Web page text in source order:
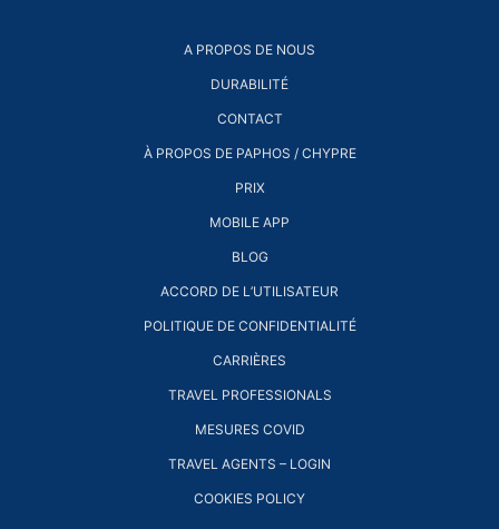
A PROPOS DE NOUS
DURABILITÉ
CONTACT
À PROPOS DE PAPHOS / CHYPRE
PRIX
MOBILE APP
BLOG
ACCORD DE L’UTILISATEUR
POLITIQUE DE CONFIDENTIALITÉ
CARRIÈRES
TRAVEL PROFESSIONALS
MESURES COVID
TRAVEL AGENTS – LOGIN
COOKIES POLICY